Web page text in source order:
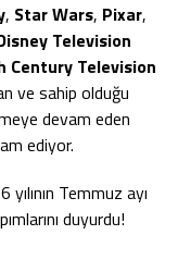
, Star Wars, Pixar,
Television
Century Television
ve sahip olduğu
devam eden
ediyor.
yılının Temmuz ayı
duyurdu!